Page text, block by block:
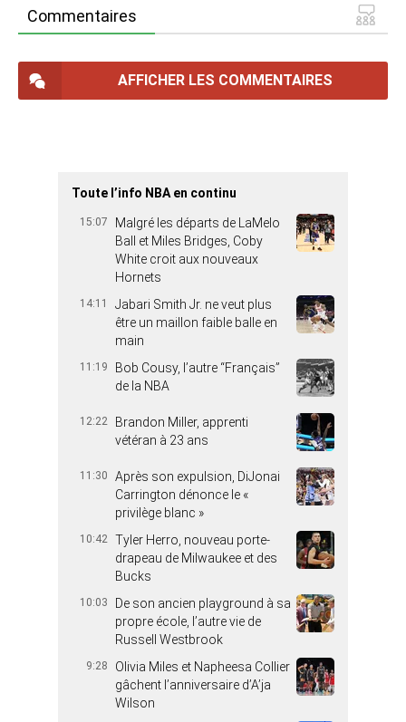
Commentaires
AFFICHER LES COMMENTAIRES
Toute l’info NBA en continu
15:07
Malgré les départs de LaMelo
Ball et Miles Bridges, Coby
White croit aux nouveaux
Hornets
14:11
Jabari Smith Jr. ne veut plus
être un maillon faible balle en
main
11:19
Bob Cousy, l’autre “Français”
de la NBA
12:22
Brandon Miller, apprenti
vétéran à 23 ans
11:30
Après son expulsion, DiJonai
Carrington dénonce le «
privilège blanc »
10:42 Tyler Herro, nouveau porte-
drapeau de Milwaukee et des
Bucks
10:03
De son ancien playground à sa
propre école, l’autre vie de
Russell Westbrook
9:28
Olivia Miles et Napheesa Collier
gâchent l’anniversaire d’A’ja
Wilson